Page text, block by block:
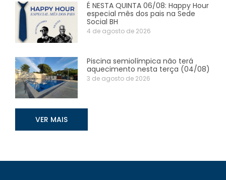
É NESTA QUINTA 06/08: Happy Hour
especial mês dos pais na Sede
Social BH
4 de agosto de 2026
Piscina semiolímpica não terá
aquecimento nesta terça (04/08)
3 de agosto de 2026
VER MAIS